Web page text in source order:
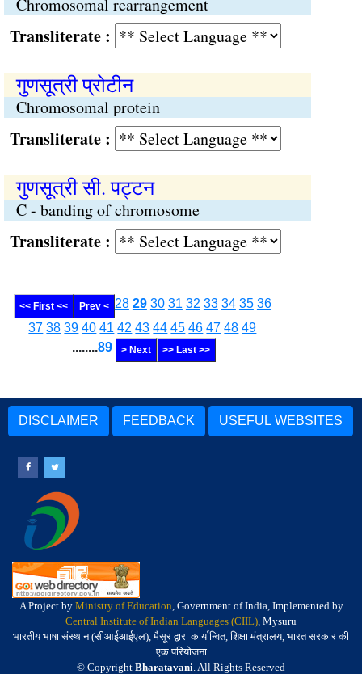
Chromosomal rearrangement
:
गुणसूत्री प्रोटीन
Chromosomal protein
:
गुणसूत्री सी. पट्टन
C - banding of chromosome
:
<< First << Prev < 28 29 30 31 32 33 34 35 36
37 38 39 40 41 42 43 44 45 46 47 48 49
........89 > Next >> Last >>
DISCLAIMER FEEDBACK USEFUL WEBSITES
A Project by Ministry of Education, Government of India, Implemented by
Central Institute of Indian Languages (CIIL), Mysuru
भारतीय भाषा संस्थान (सीआईआईएल), मैसूर द्वारा कार्यान्वित, शिक्षा मंत्रालय, भारत सरकार की
एक परियोजना
© Copyright Bharatavani. All Rights Reserved